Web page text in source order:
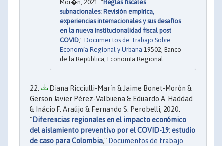
Mor�n, 2021. "Reglas fiscales
subnacionales: Revisión empírica,
experiencias internacionales y sus desafíos
en la nueva institucionalidad fiscal post
COVID ," Documentos de Trabajo Sobre
Economía Regional y Urbana 19502, Banco
de la República, Economía Regional.
Diana Ricciulli-Marín & Jaime Bonet-Morón &
Gerson Javier Pérez-Valbuena & Eduardo A. Haddad
& Inácio F. Araújo & Fernando S. Perobelli, 2020.
"Diferencias regionales en el impacto económico
del aislamiento preventivo por el COVID-19: estudio
de caso para Colombia," Documentos de trabajo